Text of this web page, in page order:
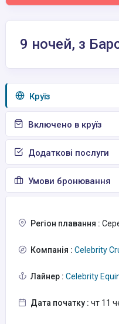
9 ночей, з
Круїз
Включено в круїз
Додаткові послуги
Умови бронювання
Регіон плавання :
Компанія : Celebrity
Лайнер : Celebrity
Дата початку : чт 11